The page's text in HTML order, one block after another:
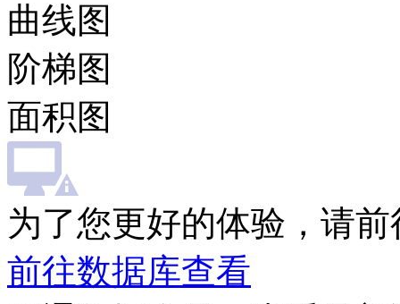
曲线图
阶梯图
面积图
为了您更好的体验，请
前往数据库查看